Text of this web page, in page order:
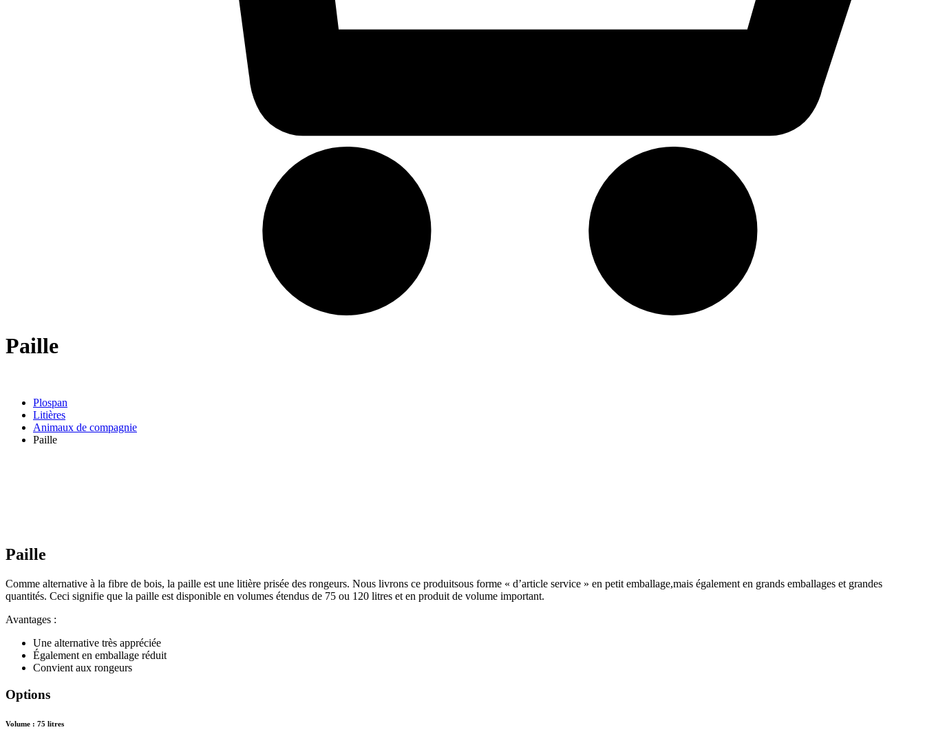
Paille
Plospan
Litières
Animaux de compagnie
Paille
Paille
Comme alternative à la fibre de bois, la paille est une litière prisée des rongeurs. Nous livrons ce produitsous forme « d’article service » en petit emballage,mais également en grands emballages et grandes
quantités. Ceci signifie que la paille est disponible en volumes étendus de 75 ou 120 litres et en produit de volume important.
Avantages :
Une alternative très appréciée
Également en emballage réduit
Convient aux rongeurs
Options
Volume : 75 litres